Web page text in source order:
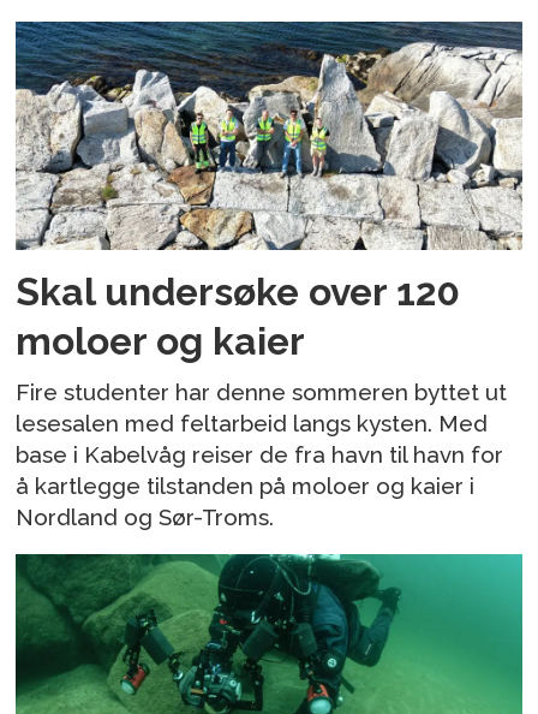
Skal undersøke over 120
moloer og kaier
Fire studenter har denne sommeren byttet ut
lesesalen med feltarbeid langs kysten. Med
base i Kabelvåg reiser de fra havn til havn for
å kartlegge tilstanden på moloer og kaier i
Nordland og Sør-Troms.